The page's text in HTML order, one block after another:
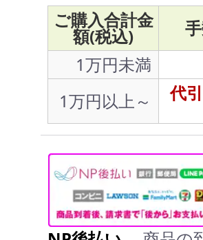
ご購入合計金
額(税込)
1万円未満
1万円以上～
代